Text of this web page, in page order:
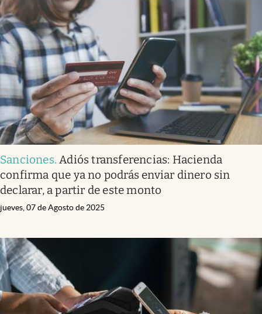
Sanciones.Adiós transferencias: Hacienda
confirma que ya no podrás enviar dinero sin
declarar, a partir de este monto
jueves, 07 de Agosto de 2025